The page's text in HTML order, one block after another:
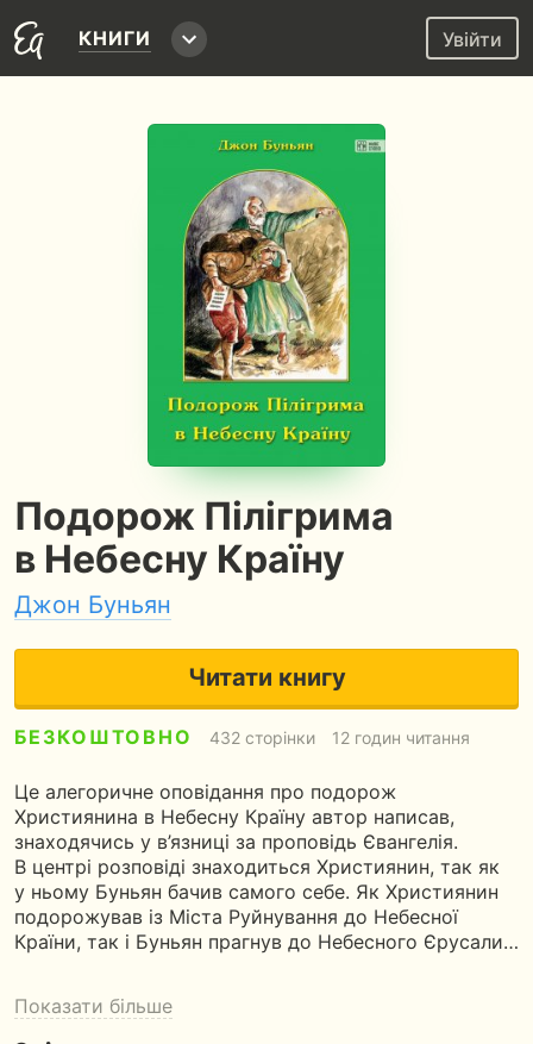
КНИГИ Увійти
Подорож Пілігрима
в Небесну Країну
Джон Буньян
Читати книгу
БЕЗКОШТОВНО 432 сторінки 12 годин читання
Це алегоричне оповідання про подорож
Християнина в Небесну Країну автор написав,
знаходячись у в’язниці за проповідь Євангелія.
В центрі розповіді знаходиться Християнин, так як
у ньому Буньян бачив самого себе. Як Християнин
подорожував із Міста Руйнування до Небесної
Країни, так і Буньян прагнув до Небесного Єрусали…
Показати більше